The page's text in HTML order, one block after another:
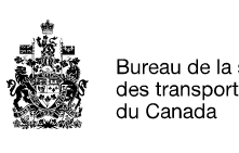
Sélection
de
la
langue